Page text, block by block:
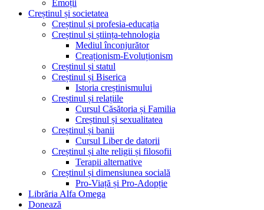
Emoții
Creștinul și societatea
Creștinul și profesia-educația
Creștinul și știința-tehnologia
Mediul înconjurător
Creaționism-Evoluționism
Creștinul și statul
Creștinul și Biserica
Istoria creștinismului
Creștinul și relațiile
Cursul Căsătoria și Familia
Creștinul și sexualitatea
Creștinul și banii
Cursul Liber de datorii
Creștinul și alte religii și filosofii
Terapii alternative
Creștinul și dimensiunea socială
Pro-Viață și Pro-Adopție
Librăria Alfa Omega
Donează